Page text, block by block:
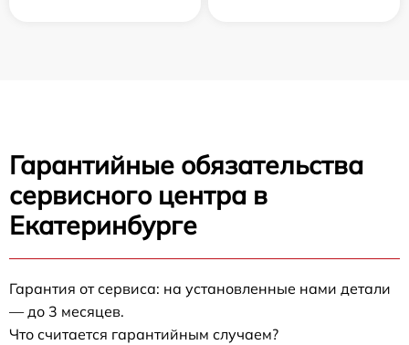
Гарантийные обязательства
сервисного центра в
Екатеринбурге
Гарантия от сервиса: на установленные нами детали
— до 3 месяцев.
Что считается гарантийным случаем?